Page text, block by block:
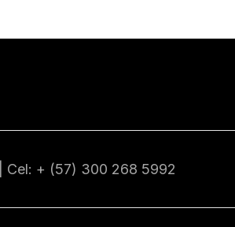
| Cel: + (57) 300 268 5992